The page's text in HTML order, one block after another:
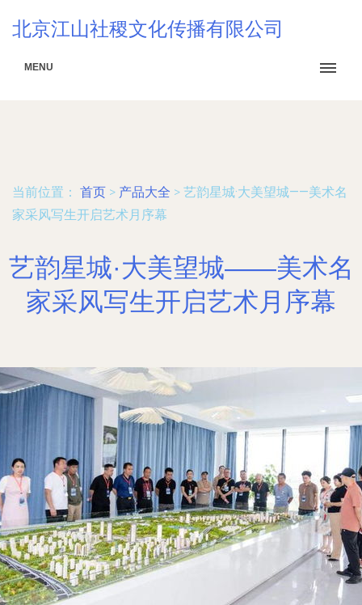
北京江山社稷文化传播有限公司
MENU
当前位置： 首页 > 产品大全 > 艺韵星城·大美望城——美术名
家采风写生开启艺术月序幕
艺韵星城·大美望城——美术名
家采风写生开启艺术月序幕